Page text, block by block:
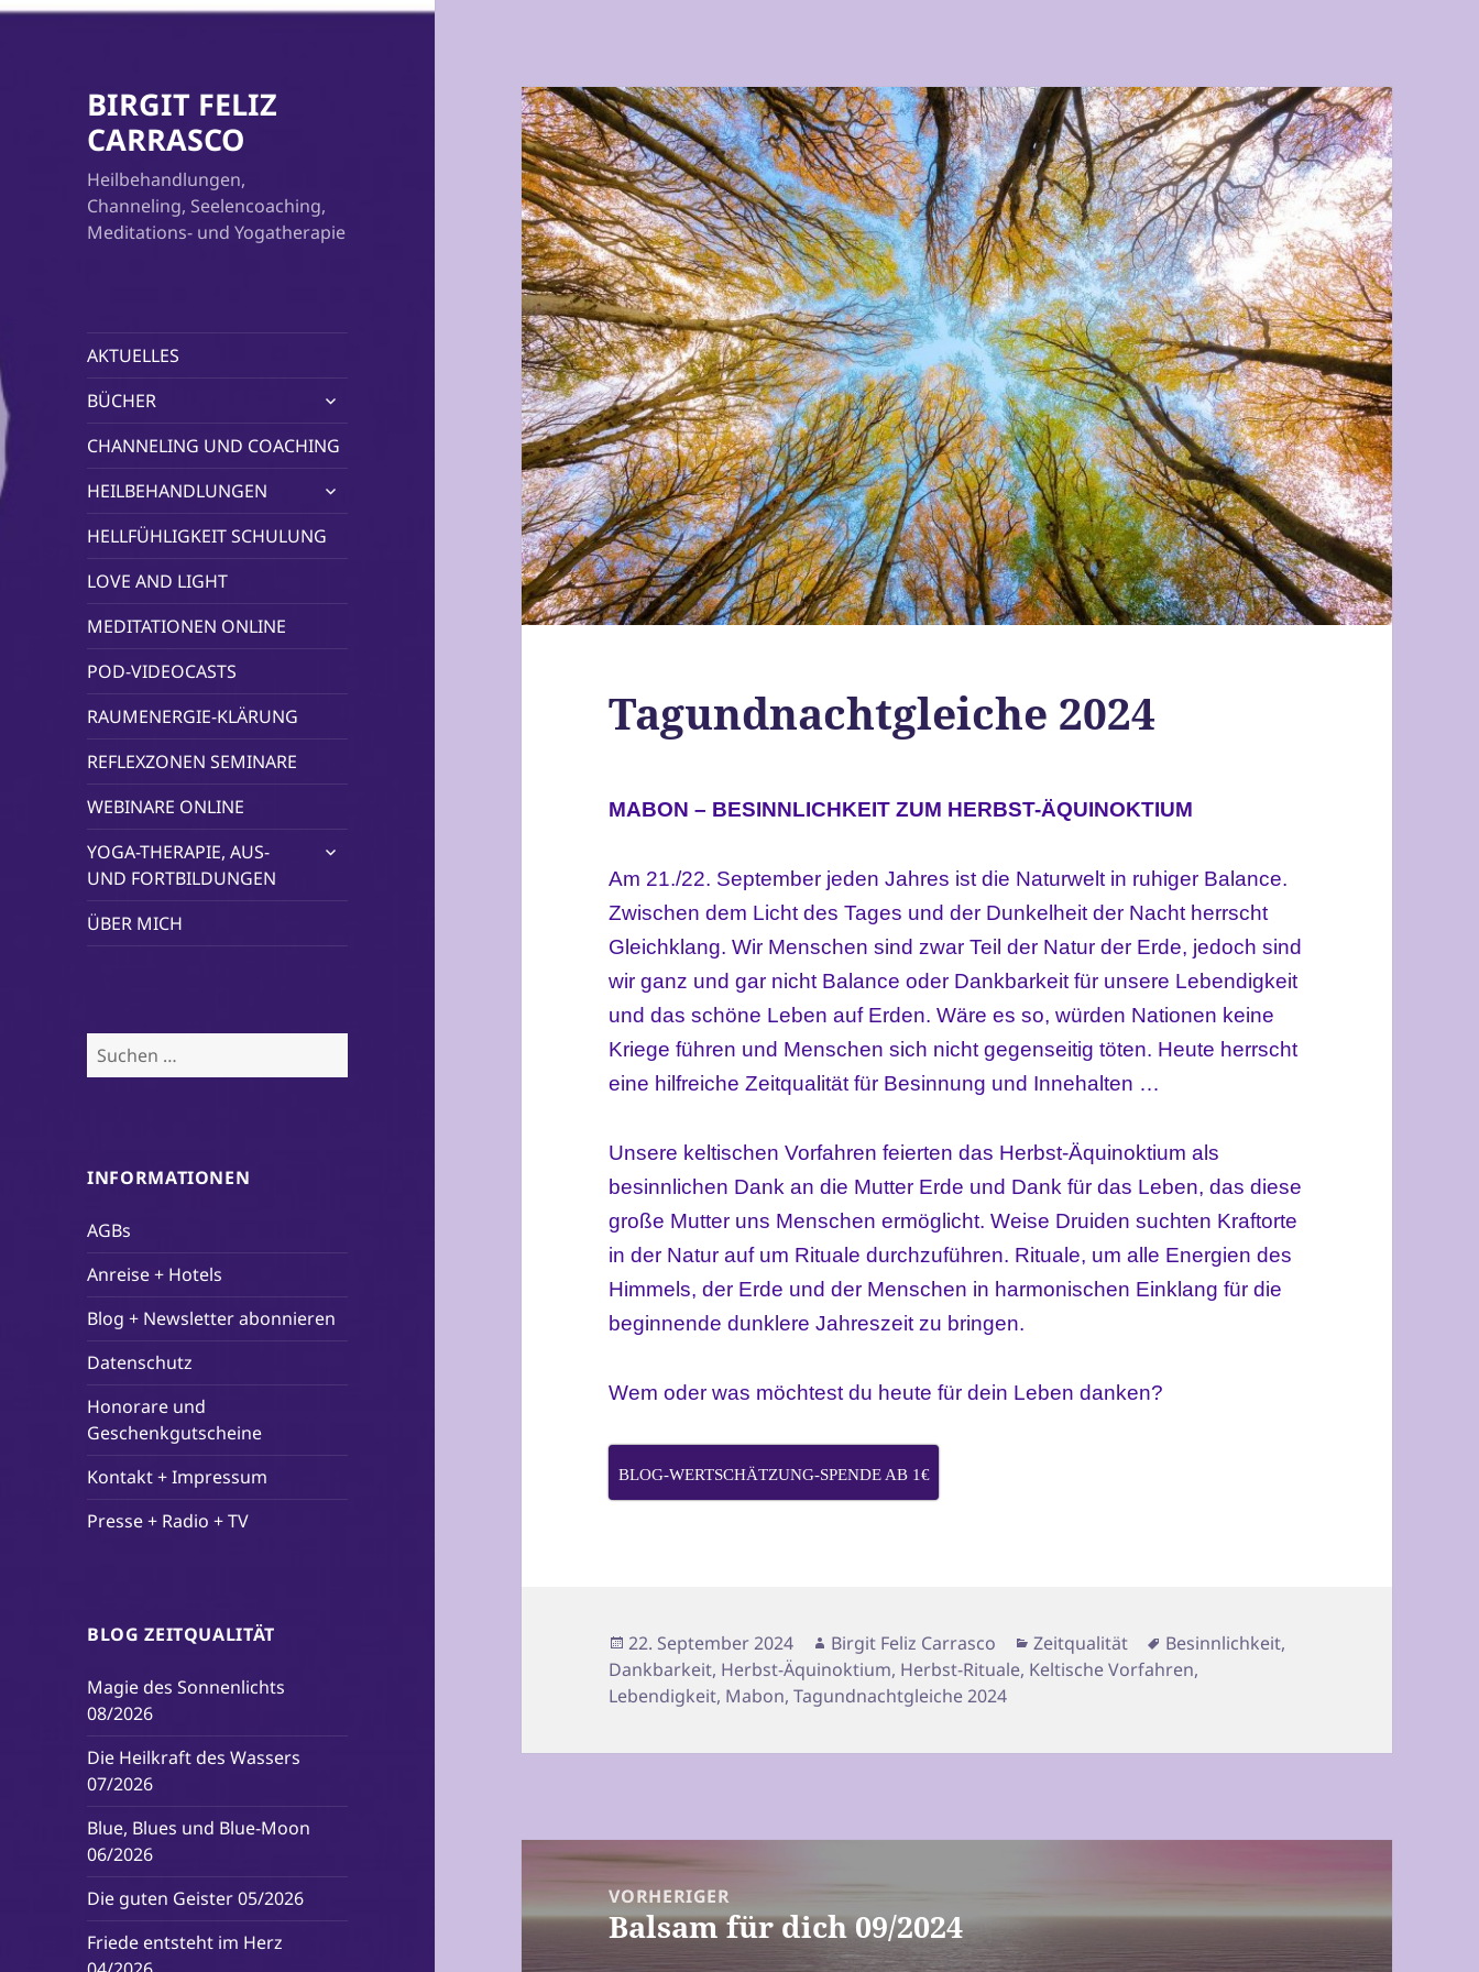
BIRGIT FELIZ
CARRASCO
Heilbehandlungen,
Channeling, Seelencoaching,
Meditations- und Yogatherapie
AKTUELLES
BÜCHER
untermenü
öffnen
CHANNELING UND COACHING
HEILBEHANDLUNGEN
untermenü
öffnen
HELLFÜHLIGKEIT SCHULUNG
LOVE AND LIGHT
MEDITATIONEN ONLINE
POD-VIDEOCASTS
RAUMENERGIE-KLÄRUNG
REFLEXZONEN SEMINARE
WEBINARE ONLINE
YOGA-THERAPIE, AUS-
UND FORTBILDUNGEN
untermenü
ÜBER MICH
Suchen
nach:
INFORMATIONEN
AGBs
Anreise + Hotels
Blog + Newsletter abonnieren
Datenschutz
Honorare und
Geschenkgutscheine
Kontakt + Impressum
Presse + Radio + TV
BLOG ZEITQUALITÄT
Magie des Sonnenlichts
08/2026
Die Heilkraft des Wassers
07/2026
Blue, Blues und Blue-Moon
06/2026
Die guten Geister 05/2026
Friede entsteht im Herz
Tagundnachtgleiche 2024
MABON – BESINNLICHKEIT ZUM HERBST-ÄQUINOKTIUM
Am 21./22. September jeden Jahres ist die Naturwelt in ruhiger Balance.
Zwischen dem Licht des Tages und der Dunkelheit der Nacht herrscht
Gleichklang. Wir Menschen sind zwar Teil der Natur der Erde, jedoch sind
wir ganz und gar nicht Balance oder Dankbarkeit für unsere Lebendigkeit
und das schöne Leben auf Erden. Wäre es so, würden Nationen keine
Kriege führen und Menschen sich nicht gegenseitig töten. Heute herrscht
eine hilfreiche Zeitqualität für Besinnung und Innehalten …
Unsere keltischen Vorfahren feierten das Herbst-Äquinoktium als
besinnlichen Dank an die Mutter Erde und Dank für das Leben, das diese
große Mutter uns Menschen ermöglicht. Weise Druiden suchten Kraftorte
in der Natur auf um Rituale durchzuführen. Rituale, um alle Energien des
Himmels, der Erde und der Menschen in harmonischen Einklang für die
beginnende dunklere Jahreszeit zu bringen.
Wem oder was möchtest du heute für dein Leben danken?
BLOG-WERTSCHÄTZUNG-SPENDE AB 1€
Veröffentlicht
am
22. September 2024 Autor
Birgit Feliz Carrasco Kategorien
Zeitqualität Schlagwörter
Besinnlichkeit,
Dankbarkeit, Herbst-Äquinoktium, Herbst-Rituale, Keltische Vorfahren,
Lebendigkeit, Mabon,Tagundnachtgleiche 2024
Beitragsnavigation
VORHERIGER
Vorheriger
Balsam für dich 09/2024